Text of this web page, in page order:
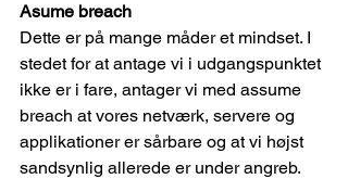
Asume breach
Dette er på mange måder et mindset. I
stedet for at antage vi i udgangspunktet
ikke er i fare, antager vi med assume
breach at vores netværk, servere og
applikationer er sårbare og at vi højst
sandsynlig allerede er under angreb.